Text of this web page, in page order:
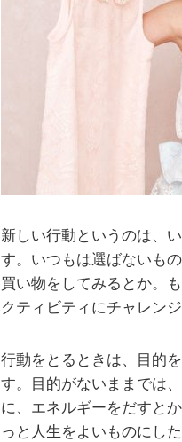
新しい行動というのは、
す。いつもは選ばないも
買い物をしてみるとか。
クティビティにチャレン
行動をとるときは、目的
す。目的がないままでは
に、エネルギーをだすと
っと人生をよいものにし